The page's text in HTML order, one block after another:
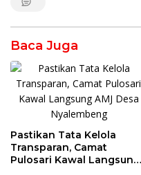
Baca Juga
Pastikan Tata Kelola
Transparan, Camat
Pulosari Kawal Langsung